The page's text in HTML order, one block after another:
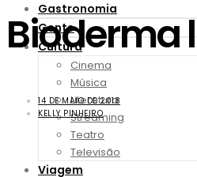
Gastronomia
Gente
Cultura
Cinema
Música
Literatura
Streaming
Teatro
Televisão
Viagem
14 DE MAIO DE 2018
KELLY PINHEIRO